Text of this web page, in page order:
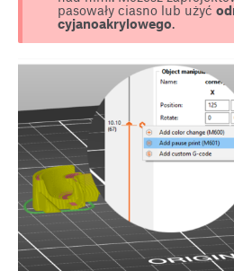
pasowały ciasno lub użyć
cyjanoakrylowego